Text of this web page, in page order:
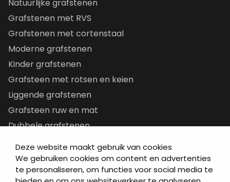
Deze website maakt gebruik van cookies
We gebruiken cookies om content en advertenties
te personaliseren, om functies voor social media te
Natuurlijke grafstenen
Grafstenen met RVS
Grafstenen met cortenstaal
Moderne grafstenen
Kinder grafstenen
Grafsteen met rotsen en keien
Liggende grafstenen
Grafsteen ruw en mat
Dubbele grafstenen
Letterplaten
Grafzerken kopen